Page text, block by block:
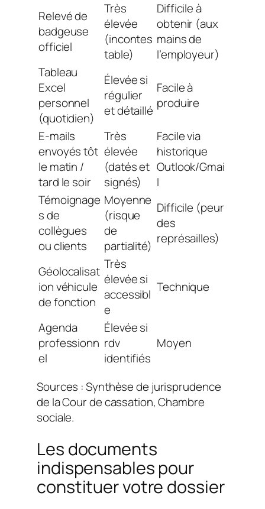
Relevé de
badgeuse
officiel
Très
élevée
(incontes
table)
Difficile à
obtenir (aux
mains de
l’employeur)
Tableau
Excel
personnel
(quotidien)
Élevée si
régulier
et détaillé
Facile à
produire
E-mails
envoyés tôt
le matin /
tard le soir
Très
élevée
(datés et
signés)
Facile via
historique
Outlook/Gmai
l
Témoignage
s de
collègues
ou clients
Moyenne
(risque
de
partialité)
Difficile (peur
des
représailles)
Géolocalisat
ion véhicule
de fonction
Très
élevée si
accessibl
e
Technique
Agenda
professionn
el
Élevée si
rdv
identifiés
Moyen
Sources : Synthèse de jurisprudence
de la Cour de cassation, Chambre
sociale.
Les documents
indispensables pour
constituer votre dossier